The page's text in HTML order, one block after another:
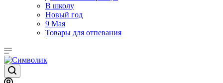
В школу
Новый год
9 Мая
Товары для отпевания